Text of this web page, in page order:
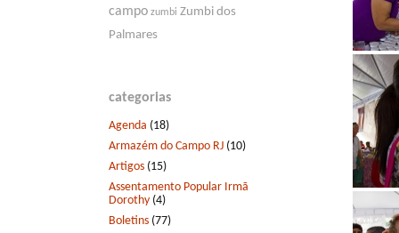
campo zumbi Zumbi dos
Palmares
categorias
Agenda (18)
Armazém do Campo RJ (10)
Artigos (15)
Assentamento Popular Irmã
Dorothy (4)
Boletins (77)